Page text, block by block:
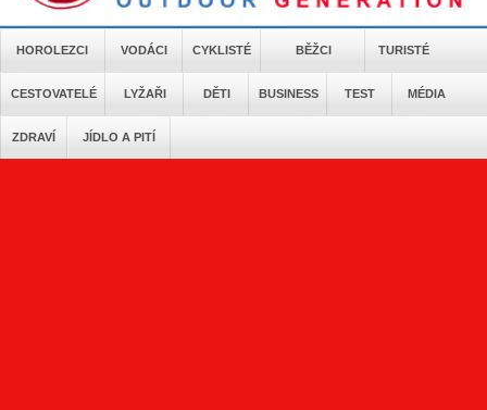
HOROLEZCI VODÁCI CYKLISTÉ BĚŽCI TURISTÉ
CESTOVATELÉ LYŽAŘI DĚTI BUSINESS TEST MÉDIA
ZDRAVÍ JÍDLO A PITÍ